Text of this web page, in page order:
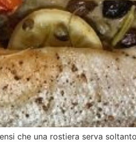
che una rostiera serva